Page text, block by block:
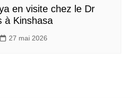
en visite chez le Dr
à Kinshasa
27 mai 2026